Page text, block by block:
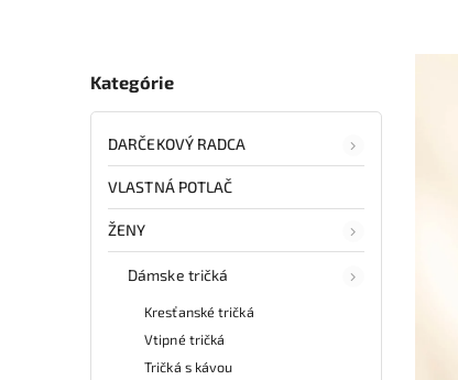
Kategórie
DARČEKOVÝ RADCA
VLASTNÁ POTLAČ
ŽENY
Dámske tričká
Kresťanské tričká
Vtipné tričká
Tričká s kávou